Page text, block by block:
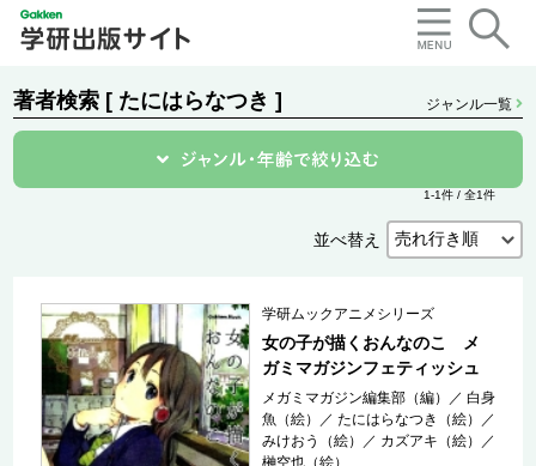
著者検索 [ たにはらなつき ] ジャンル一覧
1-1件 / 全1件
並べ替え
学研ムックアニメシリーズ
女の子が描くおんなのこ メ
ガミマガジンフェティッシュ
メガミマガジン編集部（編） ／白身
魚（絵）
／たにはらなつき（絵）
／
みけおう（絵）
／ カズアキ（絵）
／